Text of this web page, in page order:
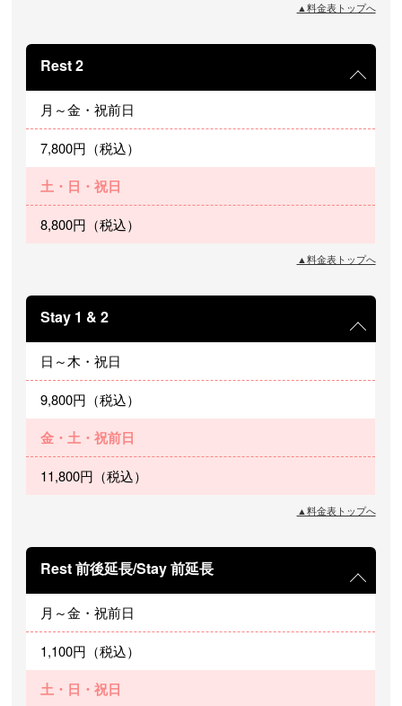
▲料金表トップへ
Rest 2
月～金・祝前日
7,800円（税込）
土・日・祝日
8,800円（税込）
▲料金表トップへ
Stay 1 & 2
日～木・祝日
9,800円（税込）
金・土・祝前日
11,800円（税込）
▲料金表トップへ
Rest 前後延長/Stay 前延長
月～金・祝前日
1,100円（税込）
土・日・祝日